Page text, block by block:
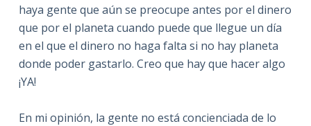
haya gente que aún se preocupe antes por el dinero
que por el planeta cuando puede que llegue un día
en el que el dinero no haga falta si no hay planeta
donde poder gastarlo. Creo que hay que hacer algo
¡YA!
En mi opinión, la gente no está concienciada de lo